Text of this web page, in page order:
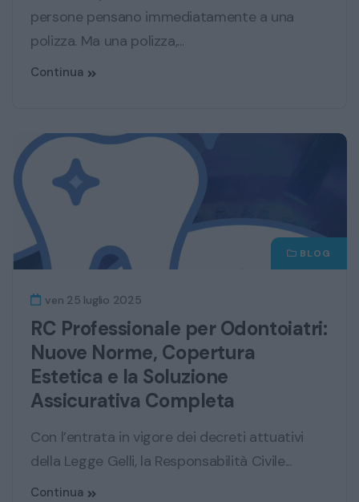
persone pensano immediatamente a una
polizza. Ma una polizza,...
Continua
BLOG
ven 25 luglio 2025
RC Professionale per Odontoiatri:
Nuove Norme, Copertura
Estetica e la Soluzione
Assicurativa Completa
Con l’entrata in vigore dei decreti attuativi
della Legge Gelli, la Responsabilità Civile...
Continua